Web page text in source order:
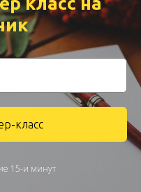
класс
15-и минут